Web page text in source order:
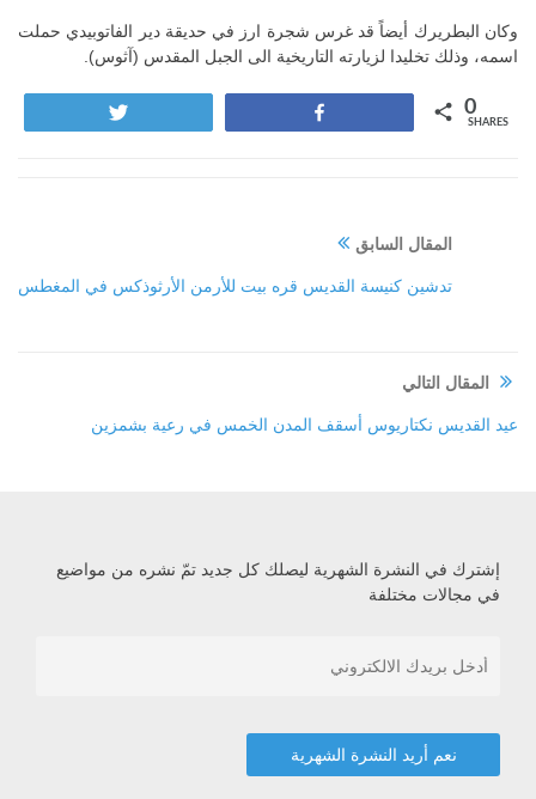
وكان البطريرك أيضاً قد غرس شجرة ارز في حديقة دير الفاتوبيدي حملت
اسمه، وذلك تخليدا لزيارته التاريخية الى الجبل المقدس (آثوس).
0
SHARES
المقال السابق
تدشين كنيسة القديس قره بيت للأرمن الأرثوذكس في المغطس
المقال التالي
عيد القديس نكتاريوس أسقف المدن الخمس في رعية بشمزين
إشترك في النشرة الشهرية ليصلك كل جديد تمّ نشره من مواضيع
في مجالات مختلفة